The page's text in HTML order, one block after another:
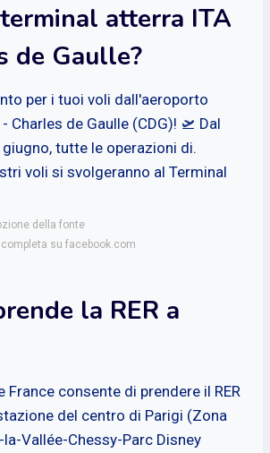
atterra ITA
de Gaulle?
per i tuoi voli dall'aeroporto
Charles de Gaulle (CDG)! 🛫 Dal
tutte le operazioni di.
voli si svolgeranno al Terminal
della fonte
su facebook.com
la RER a
France consente di prendere il RER
del centro di Parigi (Zona
Vallée-Chessy-Parc Disney